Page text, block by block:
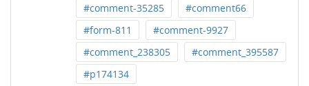
#comment-35285
#comment66
#form-811
#comment-9927
#comment_238305
#comment_395587
#p174134